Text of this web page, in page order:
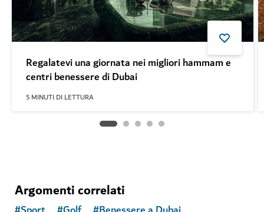
Regalatevi una giornata nei migliori hammam e
centri benessere di Dubai
5 MINUTI DI LETTURA
Argomenti correlati